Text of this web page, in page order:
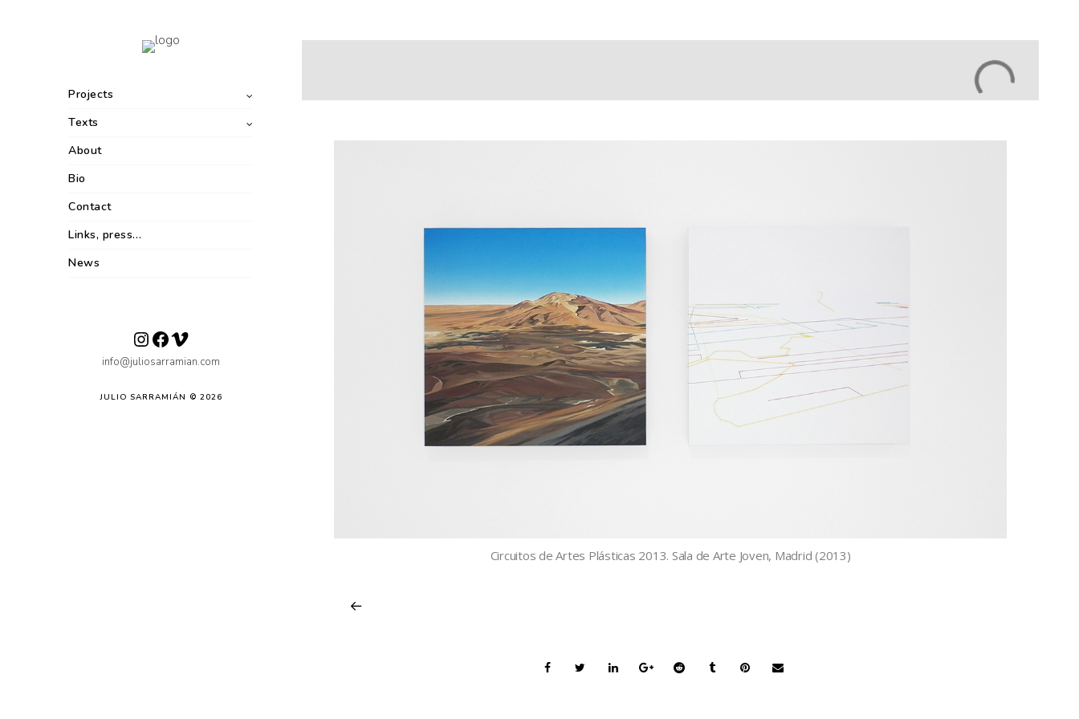
Projects
Texts
About
Bio
Contact
Links, press…
News
Instagram
Facebook
Vimeo
info@juliosarramian.com
JULIO SARRAMIÁN © 2026
Circuitos de Artes Plásticas 2013. Sala de Arte Joven, Madrid (2013)